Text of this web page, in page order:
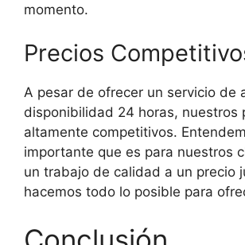
momento.
Precios
A pesar de ofrecer un servicio de
disponibilidad 24 horas, nuestros
altamente competitivos.
importante que es para nuestros
un trabajo de calidad a un precio
hacemos todo lo posible para